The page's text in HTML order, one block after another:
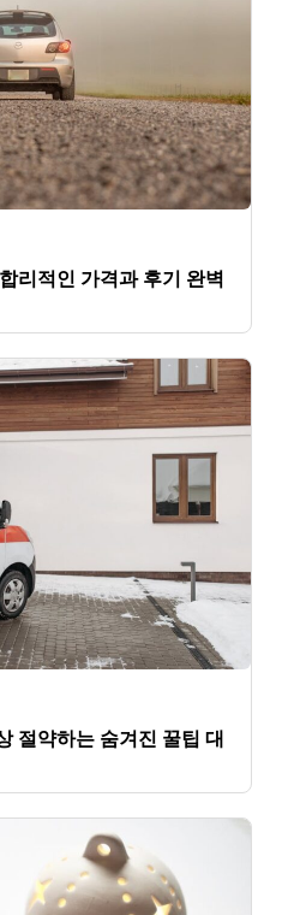
리적인 가격과 후기 완벽
절약하는 숨겨진 꿀팁 대